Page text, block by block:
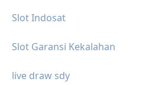
Slot Indosat
Slot Garansi Kekalahan
live draw sdy